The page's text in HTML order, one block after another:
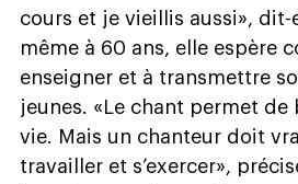
cours et je vieillis aussi», dit-
même à 60 ans, elle espère
enseigner et à transmettre
jeunes. «Le chant permet de
vie. Mais un chanteur doit
travailler et s’exercer»,